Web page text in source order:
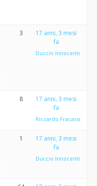
3
17 anni, 3 mesi
fa
Duccio Innocenti
8
17 anni, 3 mesi
fa
Riccardo Fracassi
1
17 anni, 3 mesi
fa
Duccio Innocenti